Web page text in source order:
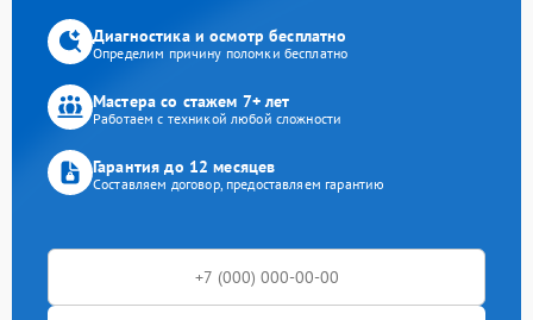
Диагностика и осмотр бесплатно
Определим причину поломки бесплатно
Мастера со стажем 7+ лет
Работаем с техникой любой сложности
Гарантия до 12 месяцев
Составляем договор, предоставляем гарантию